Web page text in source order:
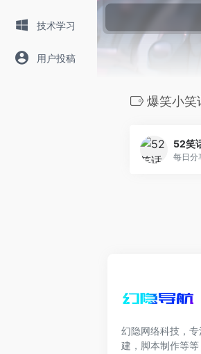
技术学习
用户投稿
爆笑小笑
52笑
幻隐网络科技，
建，脚本制作等等